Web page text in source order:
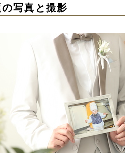
写真と撮影